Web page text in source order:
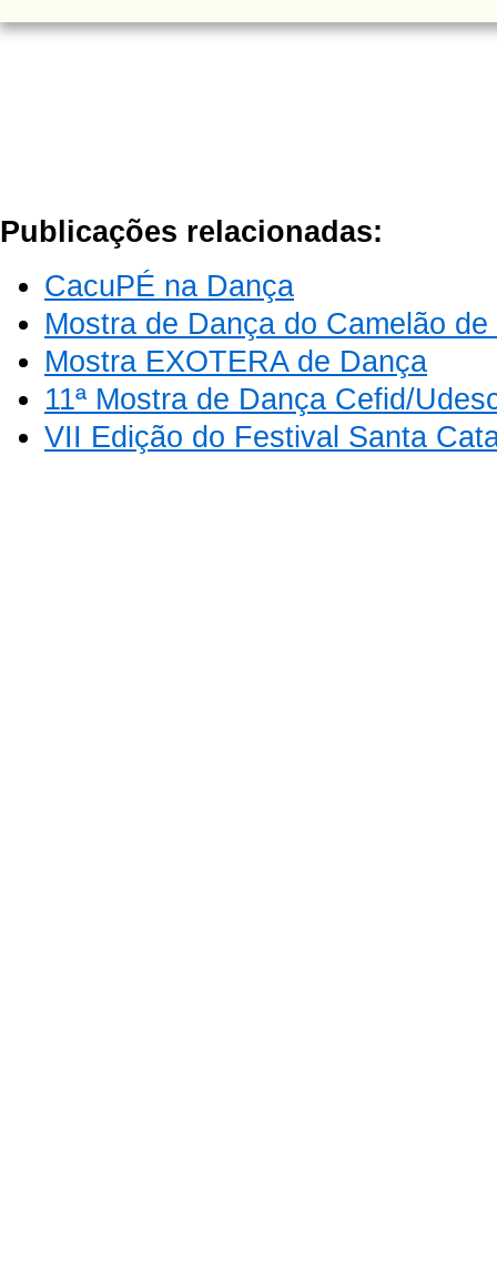
Publicações relacionadas:
CacuPÉ na Dança
Mostra de Dança do Camelão
Mostra EXOTERA de Dança
11ª Mostra de Dança Cefid/
VII Edição do Festival Santa